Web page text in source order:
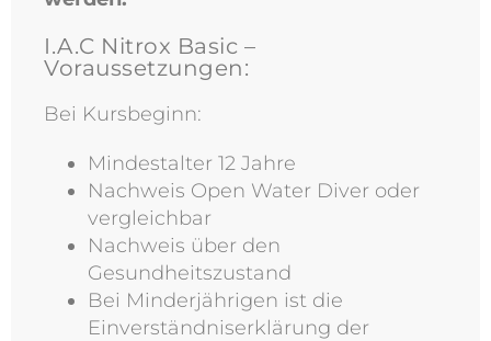
I.A.C Nitrox Basic –
Voraussetzungen:
Bei Kursbeginn:
Mindestalter 12 Jahre
Nachweis Open Water Diver oder
vergleichbar
Nachweis über den
Gesundheitszustand
Bei Minderjährigen ist die
Einverständniserklärung der